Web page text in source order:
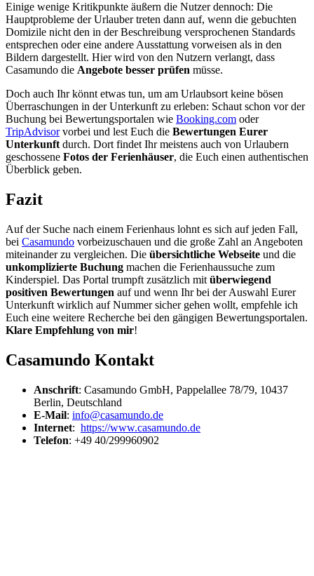
Einige wenige Kritikpunkte äußern die Nutzer dennoch: Die
Hauptprobleme der Urlauber treten dann auf, wenn die gebuchten
Domizile nicht den in der Beschreibung versprochenen Standards
entsprechen oder eine andere Ausstattung vorweisen als in den
Bildern dargestellt. Hier wird von den Nutzern verlangt, dass
Casamundo die Angebote besser prüfen müsse.
Doch auch Ihr könnt etwas tun, um am Urlaubsort keine bösen
Überraschungen in der Unterkunft zu erleben: Schaut schon vor der
Buchung bei Bewertungsportalen wie Booking.com oder
TripAdvisorvorbei und lest Euch die Bewertungen Eurer
Unterkunft durch. Dort findet Ihr meistens auch von Urlaubern
geschossene Fotos der Ferienhäuser, die Euch einen authentischen
Überblick geben.
Fazit
Auf der Suche nach einem Ferienhaus lohnt es sich auf jeden Fall,
bei Casamundo vorbeizuschauen und die große Zahl an Angeboten
miteinander zu vergleichen. Die übersichtliche Webseite und die
unkomplizierte Buchung machen die Ferienhaussuche zum
Kinderspiel. Das Portal trumpft zusätzlich mit überwiegend
positiven Bewertungen auf und wenn Ihr bei der Auswahl Eurer
Unterkunft wirklich auf Nummer sicher gehen wollt, empfehle ich
Euch eine weitere Recherche bei den gängigen Bewertungsportalen.
Klare Empfehlung von mir!
Casamundo Kontakt
Anschrift: Casamundo GmbH, Pappelallee 78/79, 10437
Berlin, Deutschland
E-Mail: info@casamundo.de
Internet: https://www.casamundo.de
Telefon: +49 40/299960902